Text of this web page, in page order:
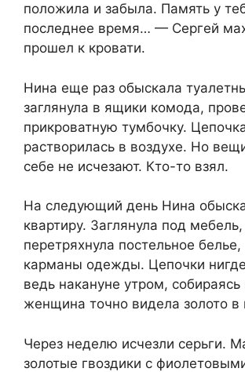
положила и забыла. Память у
последнее время… — Сергей
прошел к кровати.
Нина еще раз обыскала
заглянула в ящики комода,
прикроватную тумбочку.
растворилась в воздухе. Но
себе не исчезают. Кто-то взял.
На следующий день Нина
квартиру. Заглянула под мебель,
перетряхнула постельное
карманы одежды. Цепочки
ведь накануне утром, собираясь
женщина точно видела золото в
Через неделю исчезли серьги.
золотые гвоздики с